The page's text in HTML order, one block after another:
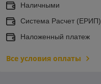
Наличными
Система Расчет (ЕРИП)
Наложенный платеж
Все условия оплаты